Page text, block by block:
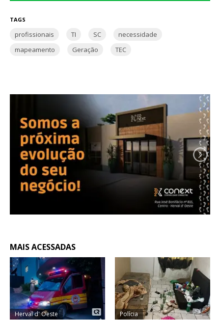
TAGS
profissionais TI SC
necessidade
mapeamento
Geração TEC
MAIS ACESSADAS
Herval d' Oeste Polícia